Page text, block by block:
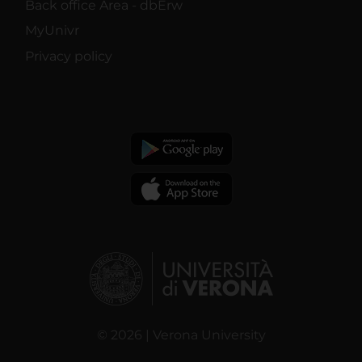
Back office Area - dbErw
MyUnivr
Privacy policy
© 2026 | Verona University